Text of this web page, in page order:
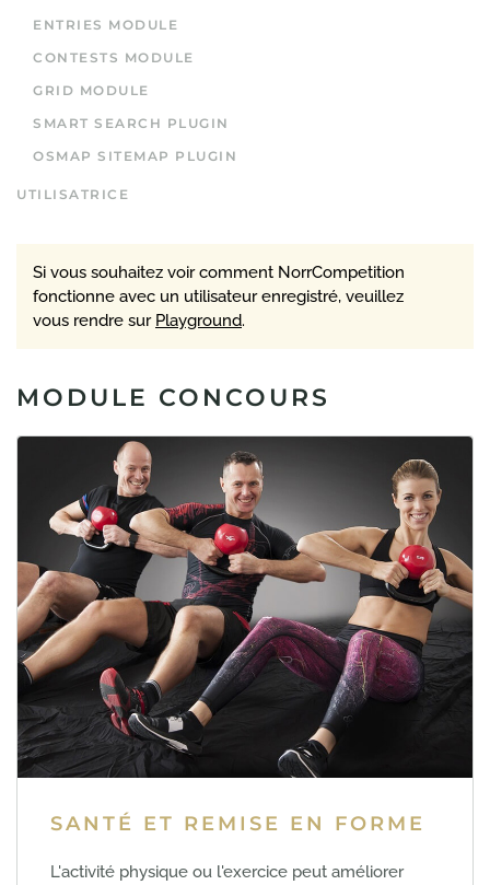
ENTRIES MODULE
CONTESTS MODULE
GRID MODULE
SMART SEARCH PLUGIN
OSMAP SITEMAP PLUGIN
UTILISATRICE
Si vous souhaitez voir comment NorrCompetition
fonctionne avec un utilisateur enregistré, veuillez
vous rendre sur Playground.
MODULE CONCOURS
SANTÉ ET REMISE EN FORME
L'activité physique ou l'exercice peut améliorer